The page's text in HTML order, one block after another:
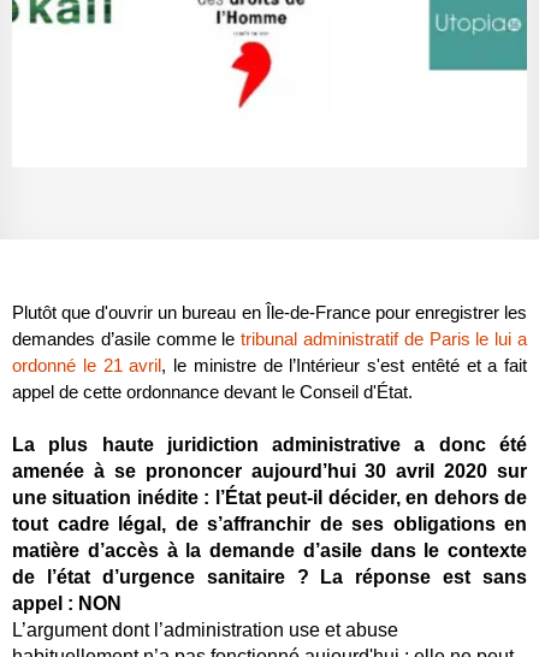
Plutôt que d'ouvrir un bureau en Île-de-France pour enregistrer les
demandes d’asile comme letribunal administratif de Paris le lui a
ordonné le 21 avril , le ministre de l’Intérieur s'est entêté et a fait
appel de cette ordonnance devant le Conseil d'État.
La plus haute juridiction administrative a donc été
amenée à se prononcer aujourd’hui 30 avril 2020 sur
une situation inédite : l’État peut-il décider, en dehors de
tout cadre légal, de s’affranchir de ses obligations en
matière d’accès à la demande d’asile dans le contexte
de l’état d’urgence sanitaire ? La réponse est sans
appel : NON
L’argument dont l’administration use et abuse